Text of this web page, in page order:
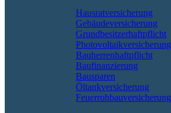
Hausratversicherung
Gebäudeversicherung
Grundbesitzerhaftpflicht
Photovoltaikversicherung
Bauherrenhaftpflicht
Baufinanzierung
Bausparen
Öltankversicherung
Feuerrohbauversicherung